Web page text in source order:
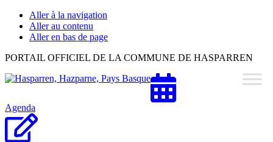
Aller à la navigation
Aller au contenu
Aller en bas de page
Hasparren,
Pays
PORTAIL OFFICIEL DE LA COMMUNE DE HASPARREN
Agenda